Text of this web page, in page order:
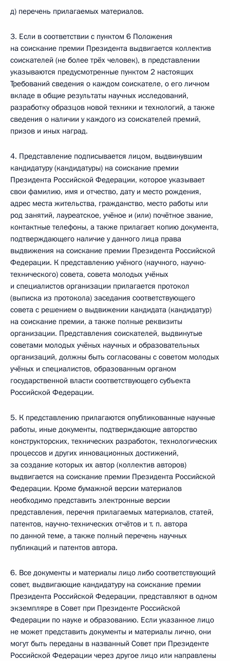
д) перечень прилагаемых материалов.
3. Если в соответствии с пунктом 6 Положения
на соискание премии Президента выдвигается коллектив
соискателей (не более трёх человек), в представлении
указываются предусмотренные пунктом 2 настоящих
Требований сведения о каждом соискателе, о его личном
вкладе в общие результаты научных исследований,
разработку образцов новой техники и технологий, а также
сведения о наличии у каждого из соискателей премий,
призов и иных наград.
4. Представление подписывается лицом, выдвинувшим
кандидатуру (кандидатуры) на соискание премии
Президента Российской Федерации, которое указывает
свои фамилию, имя и отчество, дату и место рождения,
адрес места жительства, гражданство, место работы или
род занятий, лауреатское, учёное и (или) почётное звание,
контактные телефоны, а также прилагает копию документа,
подтверждающего наличие у данного лица права
выдвижения на соискание премии Президента Российской
Федерации. К представлению учёного (научного, научно-
технического) совета, совета молодых учёных
и специалистов организации прилагается протокол
(выписка из протокола) заседания соответствующего
совета с решением о выдвижении кандидата (кандидатур)
на соискание премии, а также полные реквизиты
организации. Представления соискателей, выдвинутые
советами молодых учёных научных и образовательных
организаций, должны быть согласованы с советом молодых
учёных и специалистов, образованным органом
государственной власти соответствующего субъекта
Российской Федерации.
5. К представлению прилагаются опубликованные научные
работы, иные документы, подтверждающие авторство
конструкторских, технических разработок, технологических
процессов и других инновационных достижений,
за создание которых их автор (коллектив авторов)
выдвигается на соискание премии Президента Российской
Федерации. Кроме бумажной версии материалов
необходимо представить электронные версии
представления, перечня прилагаемых материалов, статей,
патентов, научно-технических отчётов и т. п. автора
по данной теме, а также полный перечень научных
публикаций и патентов автора.
6. Все документы и материалы лицо либо соответствующий
совет, выдвигающие кандидатуру на соискание премии
Президента Российской Федерации, представляют в одном
экземпляре в Совет при Президенте Российской
Федерации по науке и образованию. Если указанное лицо
не может представить документы и материалы лично, они
могут быть переданы в названный Совет при Президенте
Российской Федерации через другое лицо или направлены